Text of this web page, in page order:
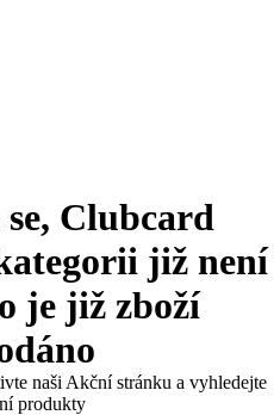
Clubcard
již není
je již zboží
naši Akční stránku a vyhledejte
produkty